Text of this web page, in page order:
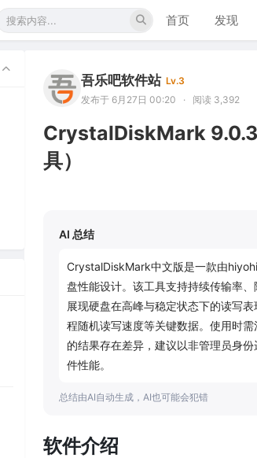
首页 发现
吾乐吧软件站 Lv.3
发布于 6月27日 00:20
· 阅读 3,392
CrystalDiskMark 9.0.3
具）
AI 总结
CrystalDiskMark中文版是一款由
盘性能设计。该工具支持持续传输率
展现硬盘在高峰与稳定状态下的读写
程随机读写速度等关键数据。使用时
的结果存在差异，建议以非管理员身
件性能。
总结由AI自动生成，AI也可能会犯错
软件介绍